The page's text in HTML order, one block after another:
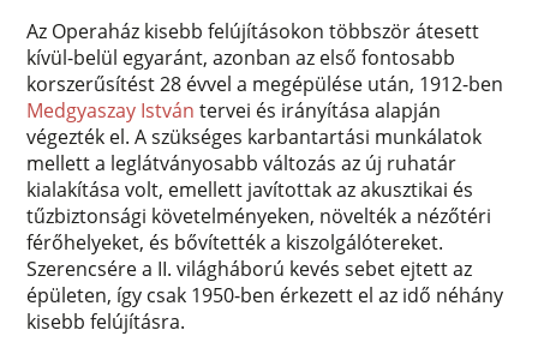
Az Operaház kisebb felújításokon többször átesett
kívül-belül egyaránt, azonban az első fontosabb
korszerűsítést 28 évvel a megépülése után, 1912-ben
Medgyaszay István tervei és irányítása alapján
végezték el. A szükséges karbantartási munkálatok
mellett a leglátványosabb változás az új ruhatár
kialakítása volt, emellett javítottak az akusztikai és
tűzbiztonsági követelményeken, növelték a nézőtéri
férőhelyeket, és bővítették a kiszolgálótereket.
Szerencsére a II. világháború kevés sebet ejtett az
épületen, így csak 1950-ben érkezett el az idő néhány
kisebb felújításra.